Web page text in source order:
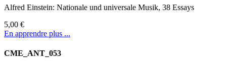
Alfred Einstein: Nationale und universale Musik, 38 Essays
5,00 €
En apprendre plus ...
CME_ANT_053